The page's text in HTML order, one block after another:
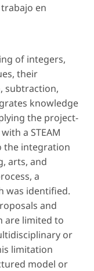
trabajo en
of integers,
their
subtraction,
knowledge
the project-
a STEAM
the integration
arts, and
a
was identified.
and
are limited to
or
limitation
model or